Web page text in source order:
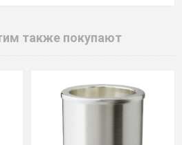
также покупают